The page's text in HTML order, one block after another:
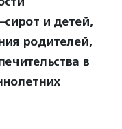
и детей,
родителей,
в